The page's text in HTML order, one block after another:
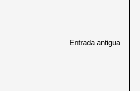
Entrada antigua